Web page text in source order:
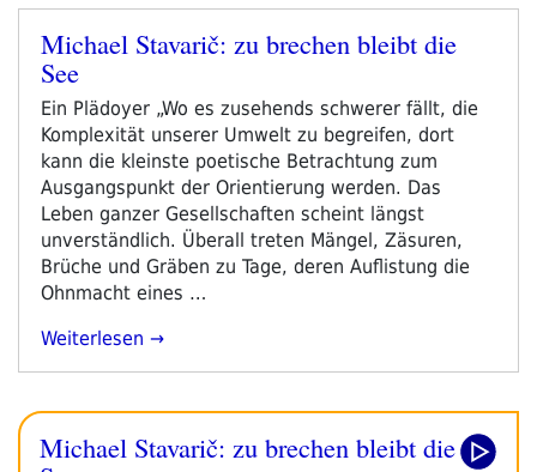
Buchmesse
2021
–
4“
Veröffentlicht
am
Michael Stavarič: zu brechen bleibt die
See
Ein Plädoyer „Wo es zusehends schwerer fällt, die
Komplexität unserer Umwelt zu begreifen, dort
kann die kleinste poetische Betrachtung zum
Ausgangspunkt der Orientierung werden. Das
Leben ganzer Gesellschaften scheint längst
unverständlich. Überall treten Mängel, Zäsuren,
Brüche und Gräben zu Tage, deren Auflistung die
Ohnmacht eines …
„Michael
Brechen
Bleibt
Weiterlesen
Michael Stavarič: zu brechen bleibt die